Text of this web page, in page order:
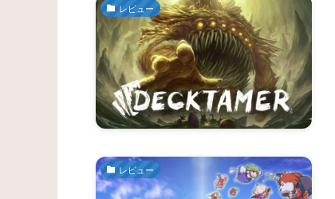
レビュー
レビュー